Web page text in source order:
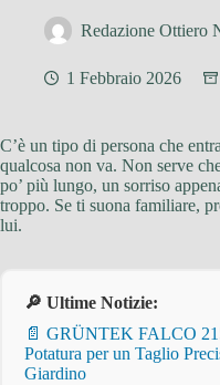
Redazione Ottiero
1 Febbraio 2026
C’è un tipo di persona che
qualcosa non va. Non serve
po’ più lungo, un sorriso
troppo. Se ti suona familiare,
lui.
🔎 Ultime Notizie:
📄 GRÜNTEK FALCO
Potatura per un Taglio
Giardino